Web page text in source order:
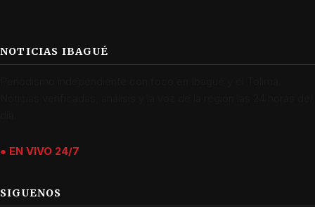
NOTICIAS IBAGUÉ
● EN VIVO 24/7
SIGUENOS